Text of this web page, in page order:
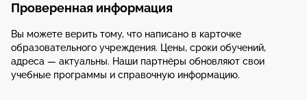
Проверенная информация
Вы можете верить тому, что написано в карточке
образовательного учреждения. Цены, сроки обучений,
адреса — актуальны. Наши партнёры обновляют свои
учебные программы и справочную информацию.